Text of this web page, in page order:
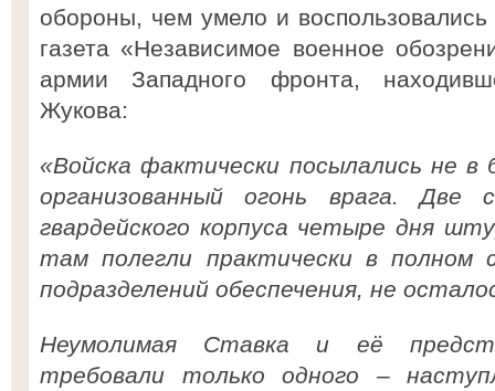
обороны, чем умело и воспользовались
газета «Независимое военное
армии Западного фронта,
Жукова:
«Войска фактически посылались не
организованный огонь врага. Две
гвардейского корпуса четыре дня
там полегли практически в
подразделений обеспечения, не
Неумолимая Ставка и её
требовали только одного –